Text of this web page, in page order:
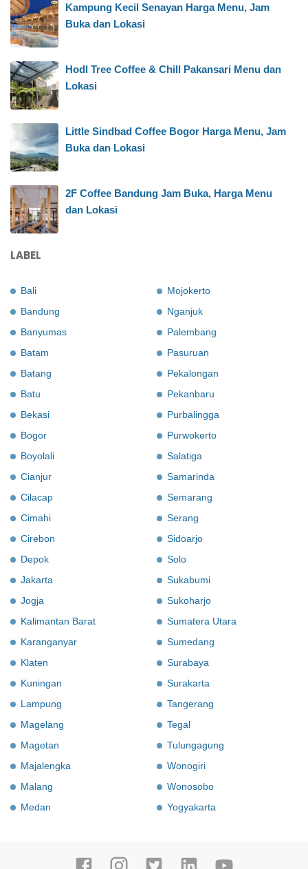
Kampung Kecil Senayan Harga Menu, Jam
Buka dan Lokasi
Hodl Tree Coffee & Chill Pakansari Menu dan
Lokasi
Little Sindbad Coffee Bogor Harga Menu, Jam
Buka dan Lokasi
2F Coffee Bandung Jam Buka, Harga Menu
dan Lokasi
LABEL
Bali
Bandung
Banyumas
Batam
Batang
Batu
Bekasi
Bogor
Boyolali
Cianjur
Cilacap
Cimahi
Cirebon
Depok
Jakarta
Jogja
Kalimantan Barat
Karanganyar
Klaten
Kuningan
Lampung
Magelang
Magetan
Majalengka
Malang
Medan
Mojokerto
Nganjuk
Palembang
Pasuruan
Pekalongan
Pekanbaru
Purbalingga
Purwokerto
Salatiga
Samarinda
Semarang
Serang
Sidoarjo
Solo
Sukabumi
Sukoharjo
Sumatera Utara
Sumedang
Surabaya
Surakarta
Tangerang
Tegal
Tulungagung
Wonogiri
Wonosobo
Yogyakarta